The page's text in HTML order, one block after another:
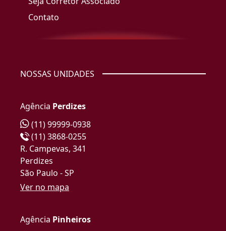
Contato
NOSSAS UNIDADES
Agência Perdizes
(11) 99999-0938
(11) 3868-0255
R. Campevas, 341
Perdizes
São Paulo - SP
Ver no mapa
Agência Pinheiros